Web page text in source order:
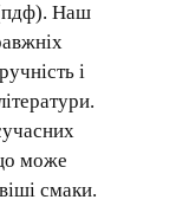
Наш
і
може
смаки.